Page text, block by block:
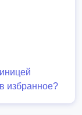
избранное?